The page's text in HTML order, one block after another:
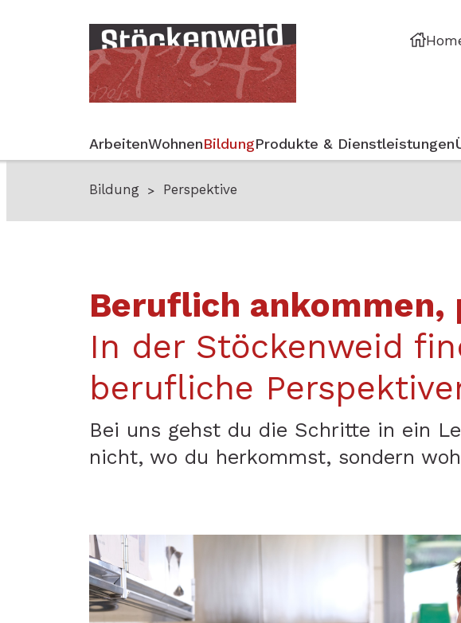
ArbeitenWohnenBildungProdukte & Dienstleistungen
Bildung Perspektive
Beruflich
In der Stöckenweid
berufliche
Bei uns gehst du die Schritte in ein
nicht, wo du herkommst, sondern